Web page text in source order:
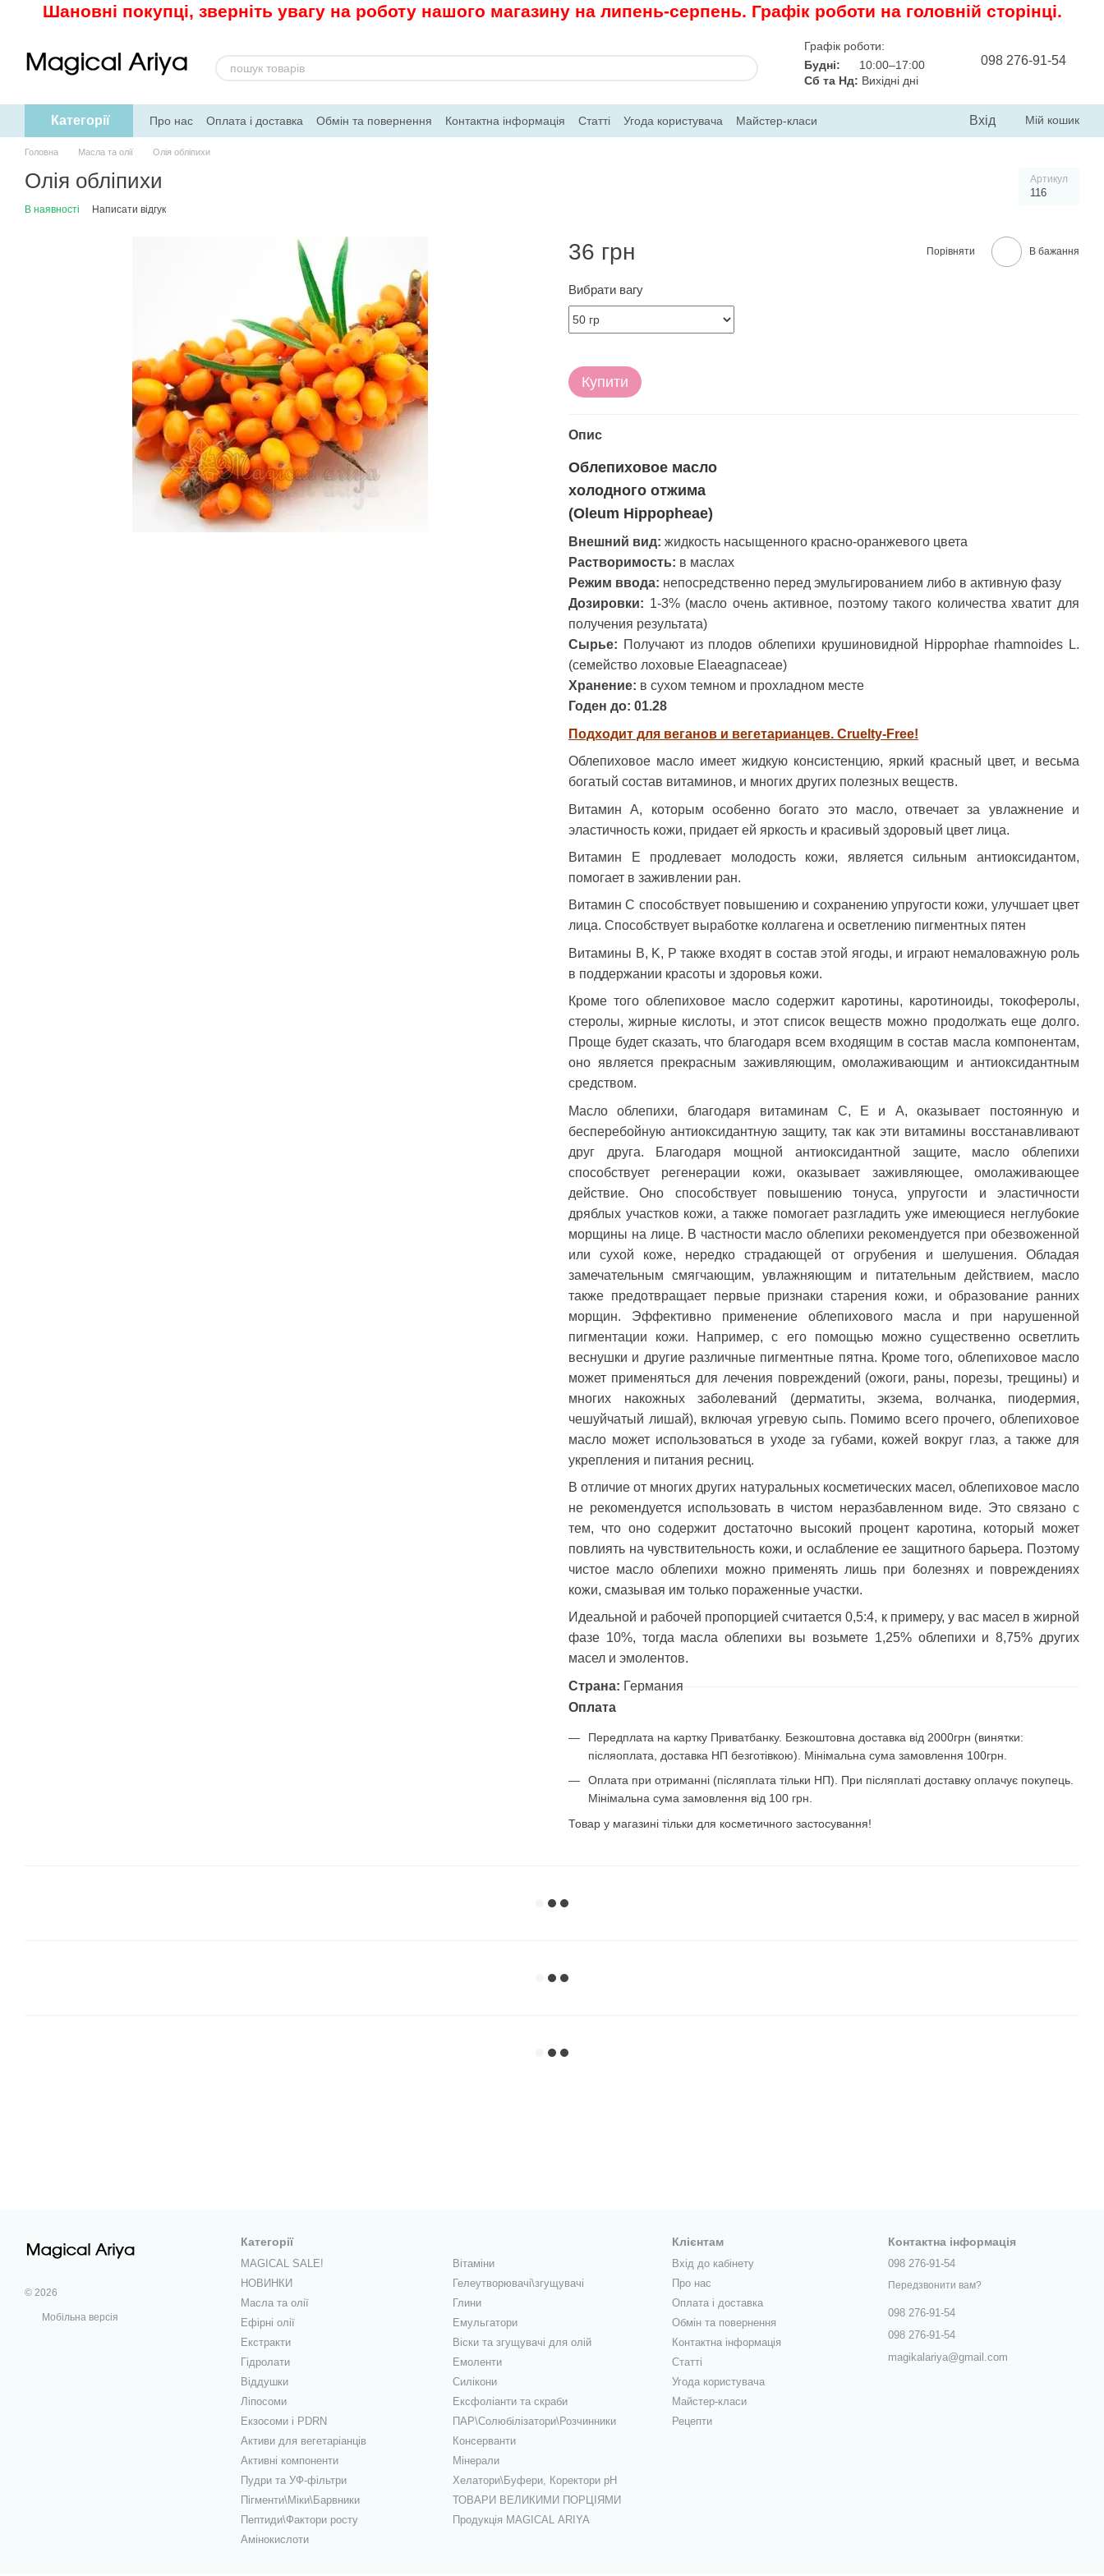
Шановні покупці, зверніть увагу на роботу нашого магазину на липень-серпень. Графік роботи на головній сторінці.
Графік роботи:
Будні:
10:00–17:00
Сб та Нд: Вихідні дні
098 276-91-54
Категорії Про нас Оплата і доставка Обмін та повернення Контактна інформація Статті Угода користувача
Майстер-класи
Рецепти
Вхід Мій кошик
Головна Масла та олії Олія обліпихи
Олія обліпихи Артикул
116
В наявності Написати відгук
36 грн Порівняти В бажання
Вибрати вагу
Купити
Опис
Облепиховое масло
холодного отжима
(Oleum Hippopheae)
Внешний вид: жидкость насыщенного красно-оранжевого цвета
Растворимость: в маслах
Режим ввода: непосредственно перед эмульгированием либо в активную фазу
Дозировки: 1-3% (масло очень активное, поэтому такого количества хватит для
получения результата)
Сырье: Получают из плодов облепихи крушиновидной Hippophae rhamnoides L.
(семейство лоховые Elaeagnaceae)
Хранение: в сухом темном и прохладном месте
Годен до: 01.28
Подходит для веганов и вегетарианцев. Cruelty-Free!
Облепиховое масло имеет жидкую консистенцию, яркий красный цвет, и весьма
богатый состав витаминов, и многих других полезных веществ.
Витамин A, которым особенно богато это масло, отвечает за увлажнение и
эластичность кожи, придает ей яркость и красивый здоровый цвет лица.
Витамин E продлевает молодость кожи, является сильным антиоксидантом,
помогает в заживлении ран.
Витамин C способствует повышению и сохранению упругости кожи, улучшает цвет
лица. Способствует выработке коллагена и осветлению пигментных пятен
Витамины B, K, P также входят в состав этой ягоды, и играют немаловажную роль
в поддержании красоты и здоровья кожи.
Кроме того облепиховое масло содержит каротины, каротиноиды, токоферолы,
стеролы, жирные кислоты, и этот список веществ можно продолжать еще долго.
Проще будет сказать, что благодаря всем входящим в состав масла компонентам,
оно является прекрасным заживляющим, омолаживающим и антиоксидантным
средством.
Масло облепихи, благодаря витаминам С, Е и А, оказывает постоянную и
бесперебойную антиоксидантную защиту, так как эти витамины восстанавливают
друг друга. Благодаря мощной антиоксидантной защите, масло облепихи
способствует регенерации кожи, оказывает заживляющее, омолаживающее
действие. Оно способствует повышению тонуса, упругости и эластичности
дряблых участков кожи, а также помогает разгладить уже имеющиеся неглубокие
морщины на лице. В частности масло облепихи рекомендуется при обезвоженной
или сухой коже, нередко страдающей от огрубения и шелушения. Обладая
замечательным смягчающим, увлажняющим и питательным действием, масло
также предотвращает первые признаки старения кожи, и образование ранних
морщин. Эффективно применение облепихового масла и при нарушенной
пигментации кожи. Например, с его помощью можно существенно осветлить
веснушки и другие различные пигментные пятна. Кроме того, облепиховое масло
может применяться для лечения повреждений (ожоги, раны, порезы, трещины) и
многих накожных заболеваний (дерматиты, экзема, волчанка, пиодермия,
чешуйчатый лишай), включая угревую сыпь. Помимо всего прочего, облепиховое
масло может использоваться в уходе за губами, кожей вокруг глаз, а также для
укрепления и питания ресниц.
В отличие от многих других натуральных косметических масел, облепиховое масло
не рекомендуется использовать в чистом неразбавленном виде. Это связано с
тем, что оно содержит достаточно высокий процент каротина, который может
повлиять на чувствительность кожи, и ослабление ее защитного барьера. Поэтому
чистое масло облепихи можно применять лишь при болезнях и повреждениях
кожи, смазывая им только пораженные участки.
Идеальной и рабочей пропорцией считается 0,5:4, к примеру, у вас масел в жирной
фазе 10%, тогда масла облепихи вы возьмете 1,25% облепихи и 8,75% других
масел и эмолентов.
Страна: Германия
Оплата
Передплата на картку Приватбанку. Безкоштовна доставка від 2000грн (винятки:
післяоплата, доставка НП безготівкою). Мінімальна сума замовлення 100грн.
Оплата при отриманні (післяплата тільки НП). При післяплаті доставку оплачує покупець.
Мінімальна сума замовлення від 100 грн.
Товар у магазині тільки для косметичного застосування!
© 2026
Мобільна версія
Категорії
MAGICAL SALE!
НОВИНКИ
Масла та олії
Ефірні олії
Екстракти
Гідролати
Віддушки
Ліпосоми
Екзосоми і PDRN
Активи для вегетаріанців
Активні компоненти
Пудри та УФ-фільтри
Пігменти\Міки\Барвники
Пептиди\Фактори росту
Амінокислоти
Вітаміни
Гелеутворювачі\згущувачі
Глини
Емульгатори
Віски та згущувачі для олій
Емоленти
Силікони
Ексфоліанти та скраби
ПАР\Солюбілізатори\Розчинники
Консерванти
Мінерали
Хелатори\Буфери, Коректори рН
ТОВАРИ ВЕЛИКИМИ ПОРЦІЯМИ
Продукція MAGICAL ARIYA
Клієнтам
Вхід до кабінету
Про нас
Оплата і доставка
Обмін та повернення
Контактна інформація
Статті
Угода користувача
Майстер-класи
Рецепти
Контактна інформація
098 276-91-54
Передзвонити вам?
098 276-91-54
098 276-91-54
magikalariya@gmail.com